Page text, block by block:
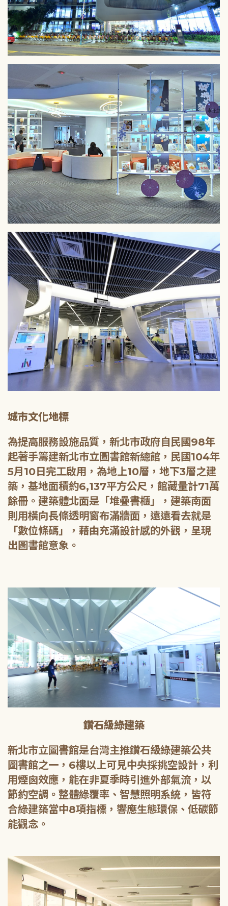
城市文化地標
為提高服務設施品質，新北市政府自民國98年
起著手籌建新北市立圖書館新總館，民國104年
5月10日完工啟用，為地上10層，地下3層之建
築，基地面積約6,137平方公尺，館藏量計71萬
餘冊。建築體北面是「堆疊書櫃」，建築南面
則用橫向長條透明窗布滿牆面，遠遠看去就是
「數位條碼」，藉由充滿設計感的外觀，呈現
出圖書館意象。
鑽石級綠建築
新北市立圖書館是台灣主推鑽石級綠建築公共
圖書館之一，6樓以上可見中央採挑空設計，利
用煙囪效應，能在非夏季時引進外部氣流，以
節約空調。整體綠覆率、智慧照明系統，皆符
合綠建築當中8項指標，響應生態環保、低碳節
能觀念。